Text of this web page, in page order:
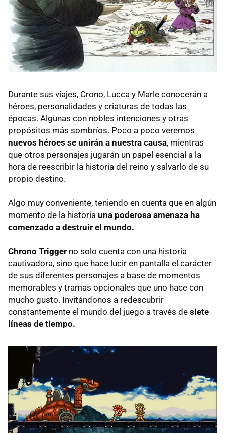
Durante sus viajes, Crono, Lucca y Marle conocerán a
héroes, personalidades y criaturas de todas las
épocas. Algunas con nobles intenciones y otras
propósitos más sombríos. Poco a poco veremos
nuevos héroes se unirán a nuestra causa, mientras
que otros personajes jugarán un papel esencial a la
hora de reescribir la historia del reino y salvarlo de su
propio destino.
Algo muy conveniente, teniendo en cuenta que en algún
momento de la historia una poderosa amenaza ha
comenzado a destruir el mundo.
Chrono Trigger no solo cuenta con una historia
cautivadora, sino que hace lucir en pantalla el carácter
de sus diferentes personajes a base de momentos
memorables y tramas opcionales que uno hace con
mucho gusto. Invitándonos a redescubrir
constantemente el mundo del juego a través de siete
líneas de tiempo.